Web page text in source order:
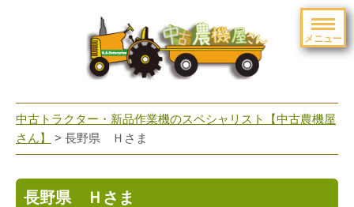
メニュー
navigation
中古トラクター・新品作業機のスペシャリスト【中古農機屋
さん】
> 長野県 Ｈさま
長野県 Ｈさま